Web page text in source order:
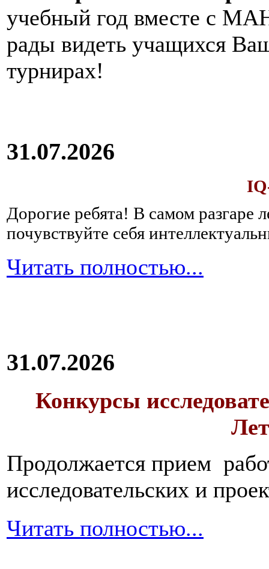
учебный год вместе с
рады видеть учащихся
турнирах!
31.07.2026
Дорогие ребята! В самом разгаре
почувствуйте себя
Читать полностью...
31.07.2026
Конкурсы
Продолжается прием
исследовательских и
Читать полностью...